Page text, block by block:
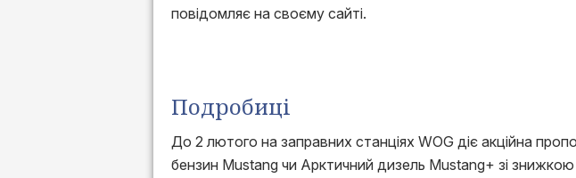
повідомляє на своєму сайті.
Подробиці
До 2 лютого на заправних станціях WOG діє акційна
бензин Mustang чи Арктичний дизель Mustang+ зі знижкою